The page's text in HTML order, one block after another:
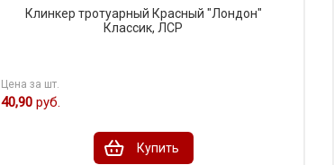
Клинкер тротуарный Красный "Лондон"
Классик, ЛСР
Цена за шт.
40,90 руб.
Купить